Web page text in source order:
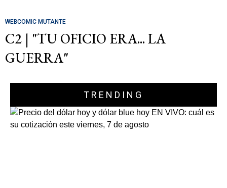
WEBCOMIC MUTANTE
C2 | "TU OFICIO ERA... LA
GUERRA"
TRENDING